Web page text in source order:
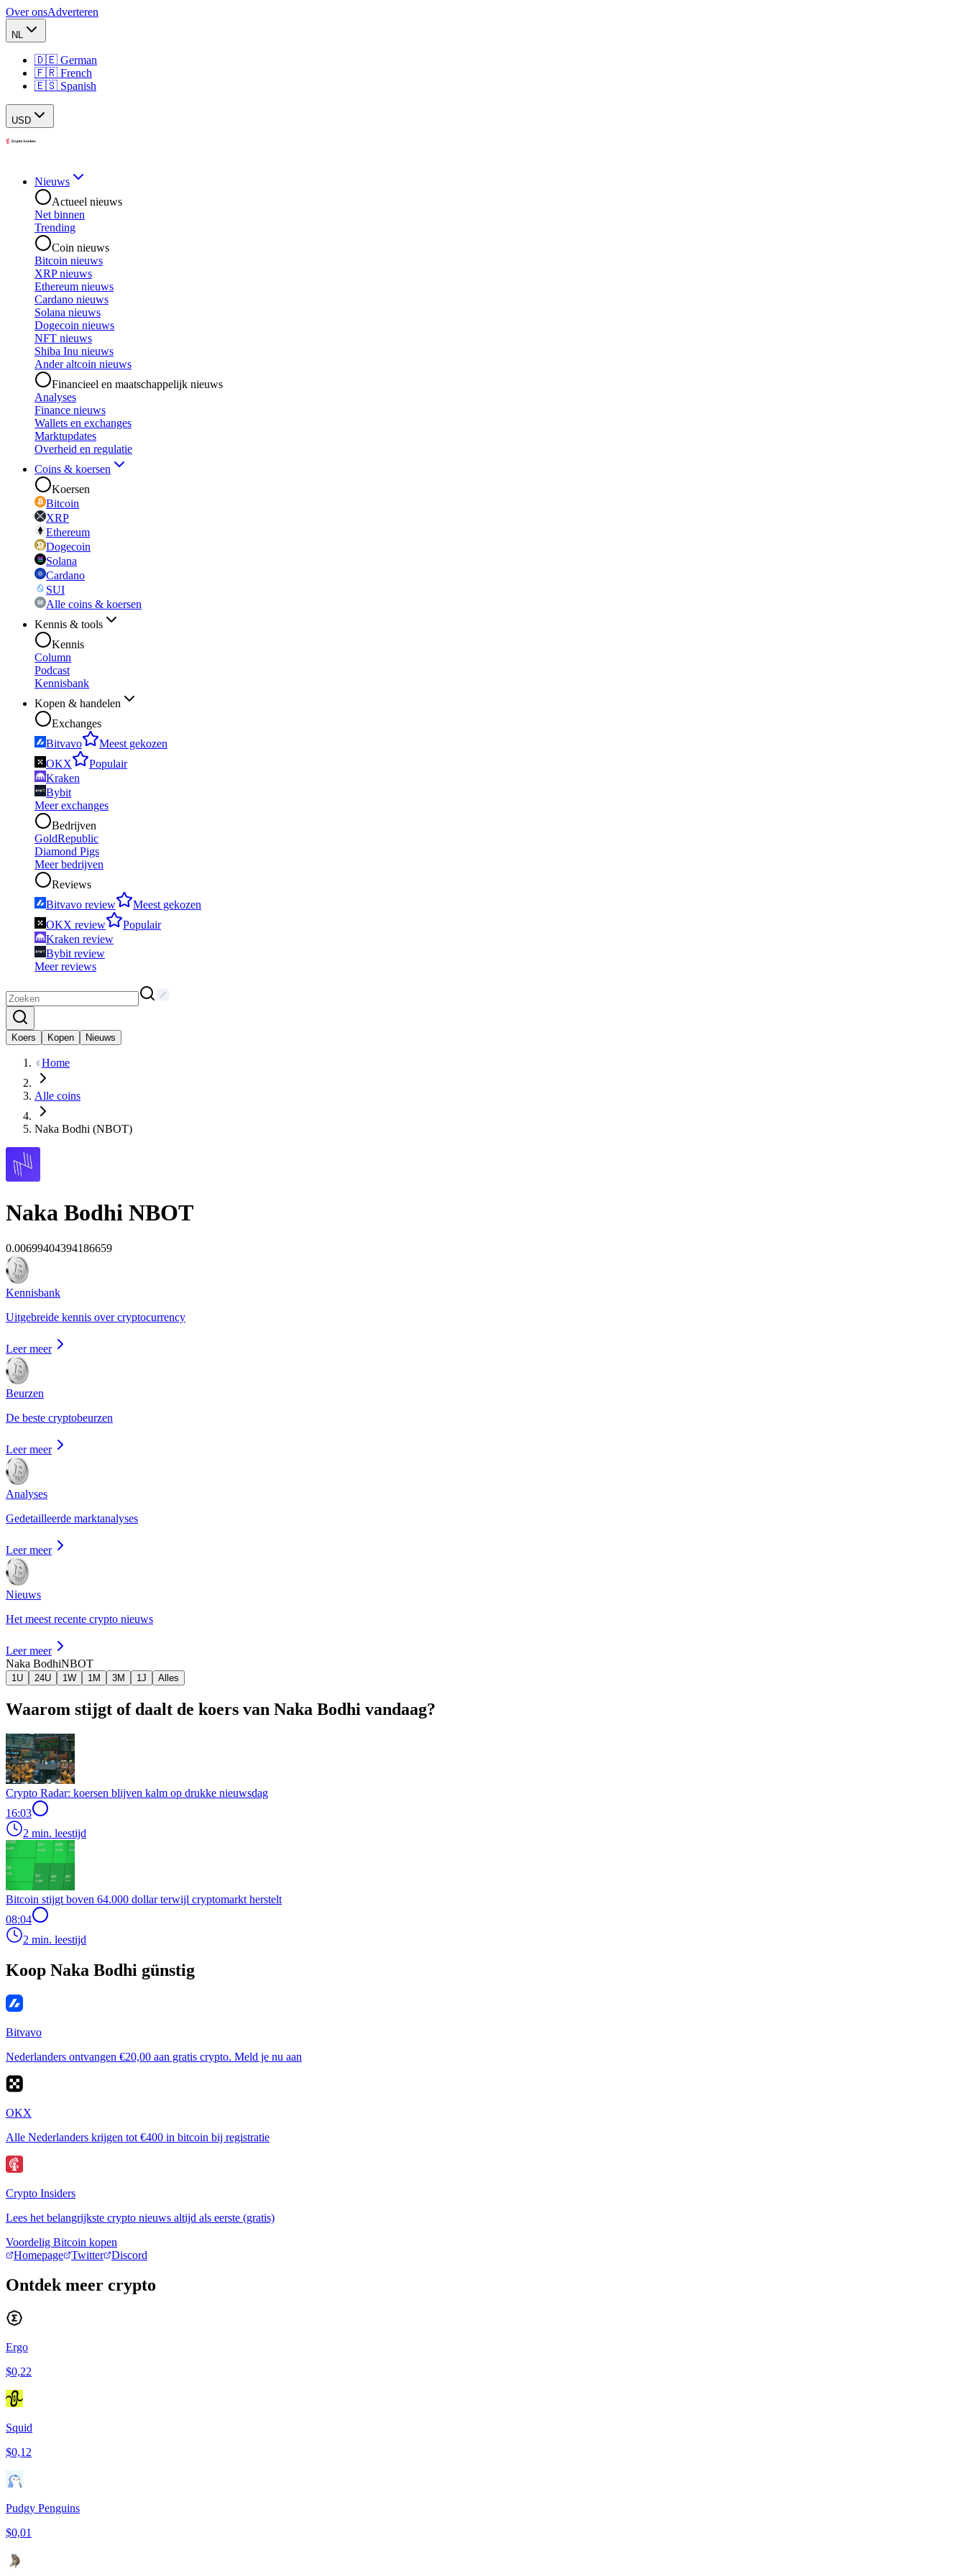
Over onsAdverteren
NL
🇩🇪 German
🇫🇷 French
🇪🇸 Spanish
USD
Nieuws
Actueel nieuws
Net binnen
Trending
Coin nieuws
Bitcoin nieuws
XRP nieuws
Ethereum nieuws
Cardano nieuws
Solana nieuws
Dogecoin nieuws
NFT nieuws
Shiba Inu nieuws
Ander altcoin nieuws
Financieel en maatschappelijk nieuws
Analyses
Finance nieuws
Wallets en exchanges
Marktupdates
Overheid en regulatie
Coins & koersen
Koersen
Bitcoin
XRP
Ethereum
Dogecoin
Solana
Cardano
SUI
Alle coins & koersen
Kennis & tools
Kennis
Column
Podcast
Kennisbank
Kopen & handelen
Exchanges
Bitvavo
Meest gekozen
OKX
Populair
Kraken
Bybit
Meer exchanges
Bedrijven
GoldRepublic
Diamond Pigs
Meer bedrijven
Reviews
Bitvavo review
Meest gekozen
OKX review
Populair
Kraken review
Bybit review
Meer reviews
Koers Kopen Nieuws
Home
Alle coins
Naka Bodhi (NBOT)
Naka Bodhi NBOT
0.00699404394186659
Kennisbank
Uitgebreide kennis over cryptocurrency
Leer meer
Beurzen
De beste cryptobeurzen
Leer meer
Analyses
Gedetailleerde marktanalyses
Leer meer
Nieuws
Het meest recente crypto nieuws
Leer meer
Naka BodhiNBOT
1U 24U 1W 1M 3M 1J Alles
Waarom stijgt of daalt de koers van Naka Bodhi vandaag?
Crypto Radar: koersen blijven kalm op drukke nieuwsdag
16:03
2 min. leestijd
Bitcoin stijgt boven 64.000 dollar terwijl cryptomarkt herstelt
08:04
2 min. leestijd
Koop Naka Bodhi günstig
Bitvavo
Nederlanders ontvangen €20,00 aan gratis crypto. Meld je nu aan
OKX
Alle Nederlanders krijgen tot €400 in bitcoin bij registratie
Crypto Insiders
Lees het belangrijkste crypto nieuws altijd als eerste (gratis)
Voordelig Bitcoin kopen
Homepage
Twitter Discord
Ontdek meer crypto
Ergo
$0,22
Squid
$0,12
Pudgy Penguins
$0,01